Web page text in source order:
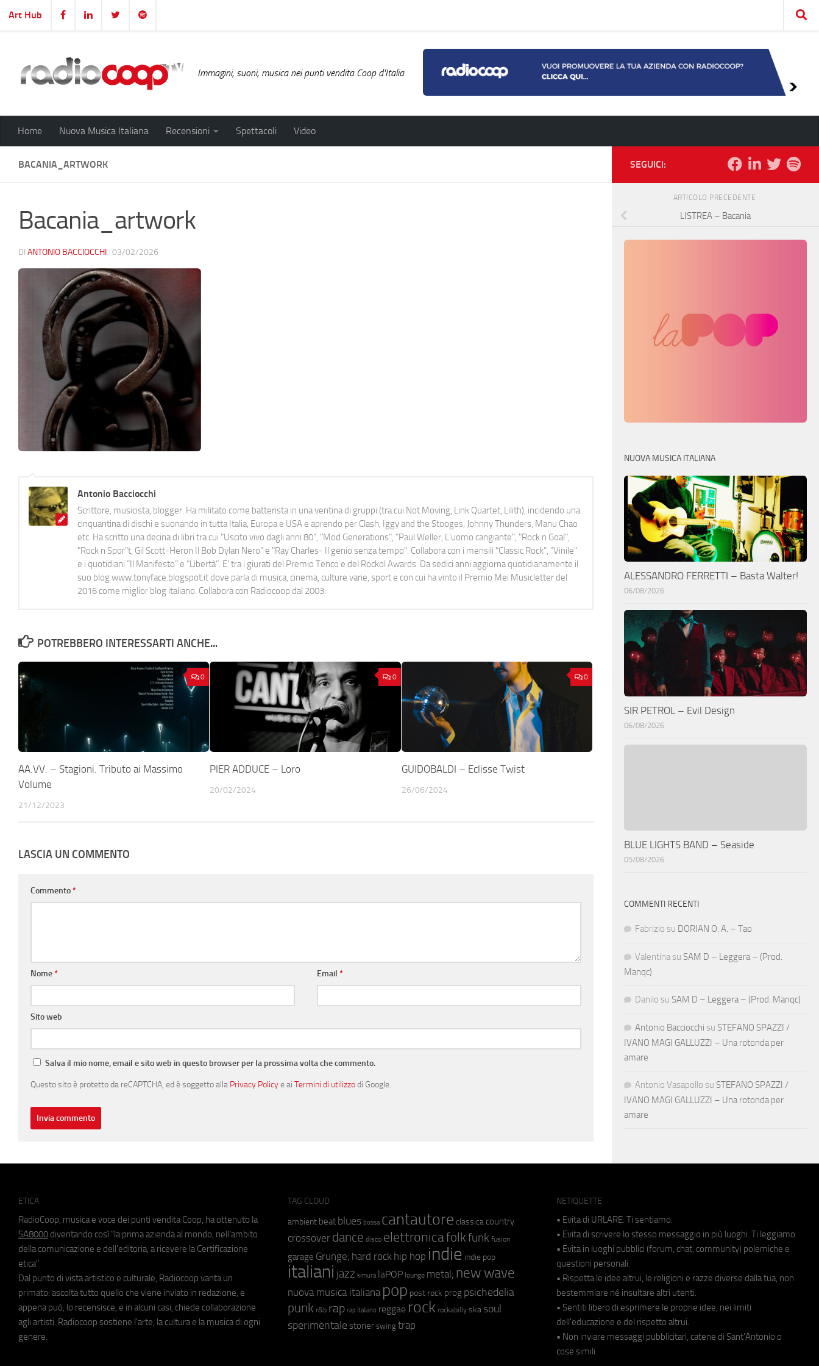
Salta al contenuto
Art Hub
Immagini, suoni, musica nei punti vendita Coop d'Italia
Home Nuova Musica Italiana Recensioni Spettacoli Video
BACANIA_ARTWORK
Bacania_artwork
DI ANTONIO BACCIOCCHI · 03/02/2026
Antonio Bacciocchi
Scrittore, musicista, blogger. Ha militato come batterista in una ventina di gruppi (tra cui Not Moving, Link Quartet, Lilith), incidendo una
cinquantina di dischi e suonando in tutta Italia, Europa e USA e aprendo per Clash, Iggy and the Stooges, Johnny Thunders, Manu Chao
etc. Ha scritto una decina di libri tra cui "Uscito vivo dagli anni 80", "Mod Generations", "Paul Weller, L’uomo cangiante", "Rock n Goal",
"Rock n Spor"t, Gil Scott-Heron Il Bob Dylan Nero" e "Ray Charles- Il genio senza tempo". Collabora con i mensili “Classic Rock”, "Vinile"
e i quotidiani “Il Manifesto” e “Libertà”. E' tra i giurati del Premio Tenco e del Rockol Awards. Da sedici anni aggiorna quotidianamente il
suo blog www.tonyface.blogspot.it dove parla di musica, cinema, culture varie, sport e con cui ha vinto il Premio Mei Musicletter del
2016 come miglior blog italiano. Collabora con Radiocoop dal 2003.
POTREBBERO INTERESSARTI ANCHE...
0
AA.VV. – Stagioni. Tributo ai Massimo
Volume
21/12/2023
0
PIER ADDUCE – Loro
20/02/2024
0
GUIDOBALDI – Eclisse Twist
26/06/2024
LASCIA UN COMMENTO
Commento*
Nome* Email*
Sito web
Salva il mio nome, email e sito web in questo browser per la prossima volta che commento.
Questo sito è protetto da reCAPTCHA, ed è soggetto alla Privacy Policye ai Termini di utilizzodi Google.
SEGUICI:
ARTICOLO PRECEDENTE
LISTREA – Bacania
NUOVA MUSICA ITALIANA
ALESSANDRO FERRETTI – Basta Walter!
06/08/2026
SIR PETROL – Evil Design
06/08/2026
BLUE LIGHTS BAND – Seaside
05/08/2026
COMMENTI RECENTI
Fabrizio su DORIAN O. A. – Tao
Valentina su SAM D – Leggera – (Prod.
Manqc)
Danilo su SAM D – Leggera – (Prod. Manqc)
Antonio Bacciocchi su STEFANO SPAZZI /
IVANO MAGI GALLUZZI – Una rotonda per
amare
Antonio Vasapollo su STEFANO SPAZZI /
IVANO MAGI GALLUZZI – Una rotonda per
amare
ETICA
RadioCoop, musica e voce dei punti vendita Coop, ha ottenuto la
SA8000 diventando così "la prima azienda al mondo, nell'ambito
della comunicazione e dell'editoria, a ricevere la Certificazione
etica".
Dal punto di vista artistico e culturale, Radiocoop vanta un
primato: ascolta tutto quello che viene inviato in redazione, e
appena può, lo recensisce, e in alcuni casi, chiede collaborazione
agli artisti. Radiocoop sostiene l'arte, la cultura e la musica di ogni
genere.
TAG CLOUD
ambient beat blues bossa cantautore classica country
crossover dance disco elettronicafolkfunk fusion
garage Grunge; hard rock hip hop indie indie pop
italiani jazz kimura laPOP lounge metal; new wave
nuova musica italiana pop post rock prog psichedelia
punk r&b rap rap italiano reggae rock rockabilly ska soul
sperimentale stoner swing trap
NETIQUETTE
• Evita di URLARE. Ti sentiamo.
• Evita di scrivere lo stesso messaggio in più luoghi. Ti leggiamo.
• Evita in luoghi pubblici (forum, chat, community) polemiche e
questioni personali.
• Rispetta le idee altrui, le religioni e razze diverse dalla tua, non
bestemmiare né insultare altri utenti.
• Sentiti libero di esprimere le proprie idee, nei limiti
dell'educazione e del rispetto altrui.
• Non inviare messaggi pubblicitari, catene di Sant'Antonio o
cose simili.